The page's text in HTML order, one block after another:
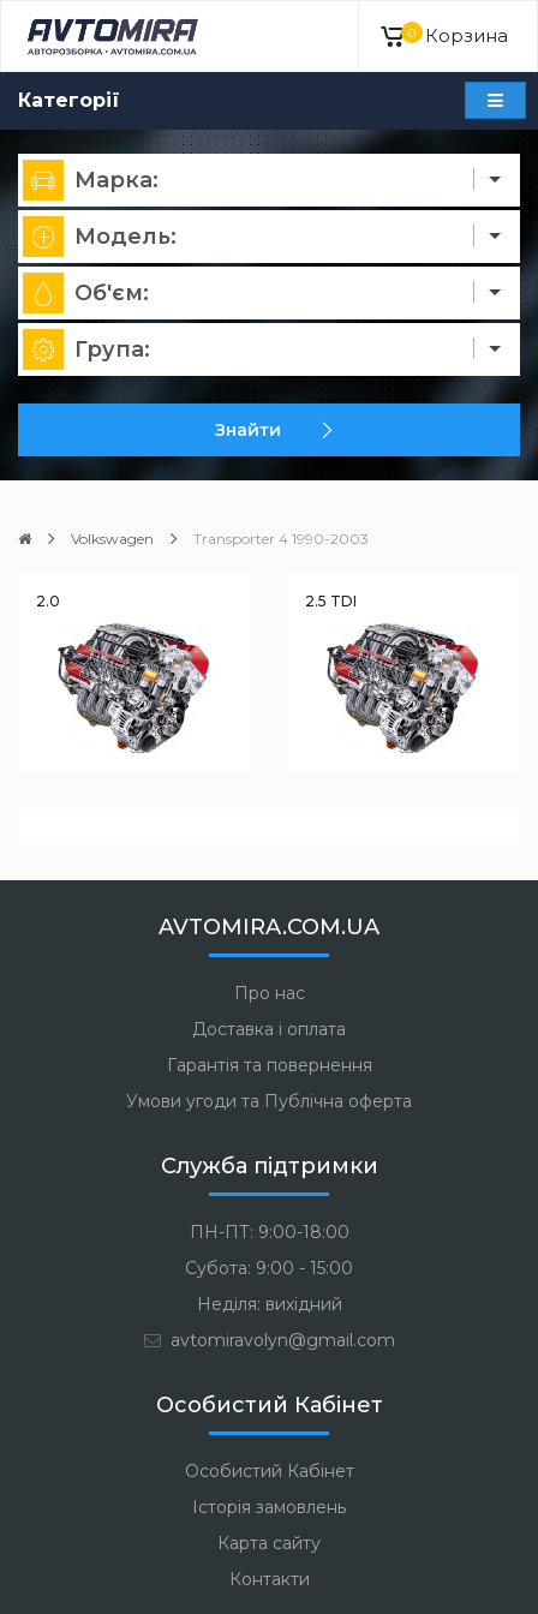
0 Корзина
Категорії
Марка:
Модель:
Об'єм:
Група:
Знайти
Volkswagen Transporter 4 1990-2003
2.0 2.5 TDI
AVTOMIRA.COM.UA
Про нас
Доставка і оплата
Гарантія та повернення
Умови угоди та Публічна оферта
Служба підтримки
ПН-ПТ: 9:00-18:00
Субота: 9:00 - 15:00
Неділя: вихідний
avtomiravolyn@gmail.com
Особистий Кабінет
Особистий Кабінет
Історія замовлень
Карта сайту
Контакти